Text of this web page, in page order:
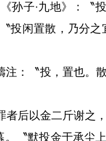
孙子·九地》：〝
投闲置散，乃分之
注：〝投，置也。
者后以金二斤谢之
〝默投金于承尘